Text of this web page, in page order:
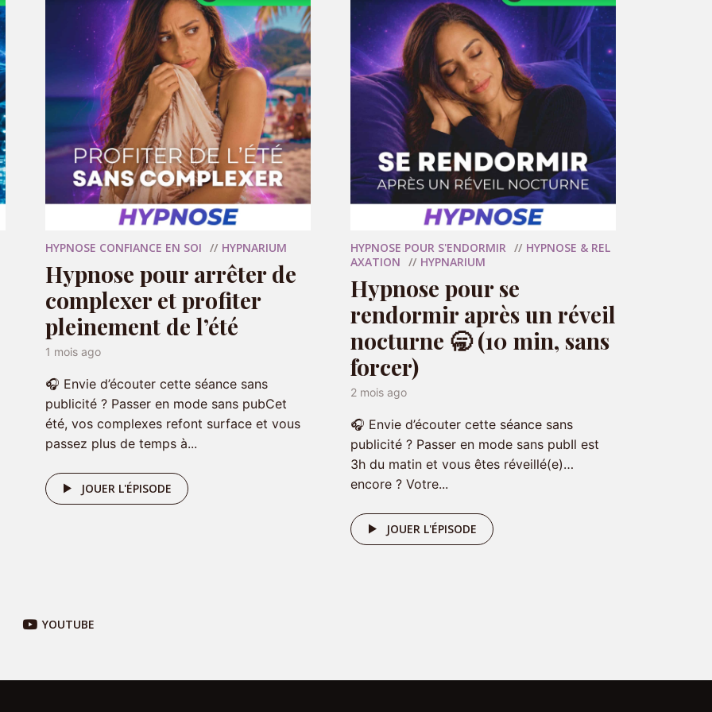
plus de liberté et d’élan.
envie… de remettre un peu de mouvement
RÉSERVER MA SÉANCE
HYPNOSE CONFIANCE EN SOI HYPNARIUM
Hypnose pour arrêter de
complexer et profiter
pleinement de l’été
1 mois ago
🎧 Envie d’écouter cette séance sans
publicité ? Passer en mode sans pubCet
été, vos complexes refont surface et vous
passez plus de temps à...
JOUER L'ÉPISODE
HYPNOSE POUR S'ENDORMIR
HYPNOSE & REL
AXATION
HYPNARIUM
Hypnose pour se
rendormir après un réveil
nocturne 🥱 (10 min, sans
forcer)
2 mois ago
🎧 Envie d’écouter cette séance sans
publicité ? Passer en mode sans pubIl est
3h du matin et vous êtes réveillé(e)…
encore ? Votre...
JOUER L'ÉPISODE
YOUTUBE